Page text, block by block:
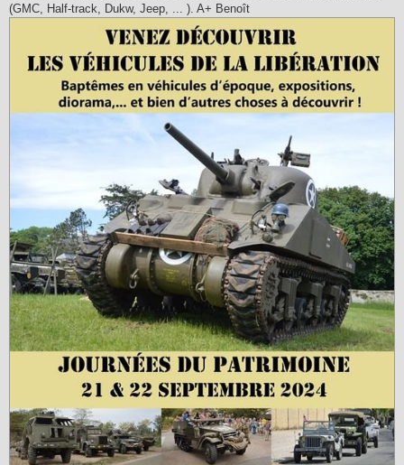
(GMC, Half-track, Dukw, Jeep, ... ). A+ Benoît